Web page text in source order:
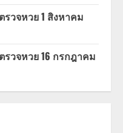
วจหวย 1 สิงหาคม
วจหวย 16 กรกฎาคม